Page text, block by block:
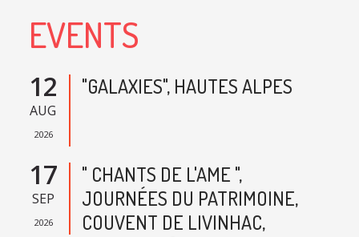
EVENTS
12
AUG
2026
"GALAXIES", HAUTES ALPES
17
SEP
2026
" CHANTS DE L'AME ",
JOURNÉES DU PATRIMOINE,
COUVENT DE LIVINHAC,